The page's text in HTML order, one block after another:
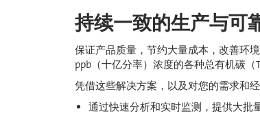
持续一致的生产与可
保证产品质量，节约大量成本，改善环
ppb（十亿分率）浓度的各种总有机碳（
凭借这些解决方案，以及对您的需求和
通过快速分析和实时监测，提供大批